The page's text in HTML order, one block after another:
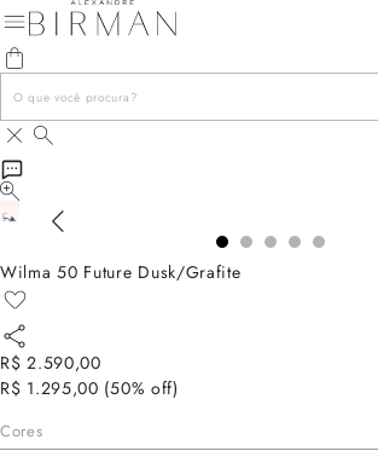
Wilma 50 Future Dusk/Grafite
R$ 2.590,00
R$ 1.295,00 (50% off)
Cores